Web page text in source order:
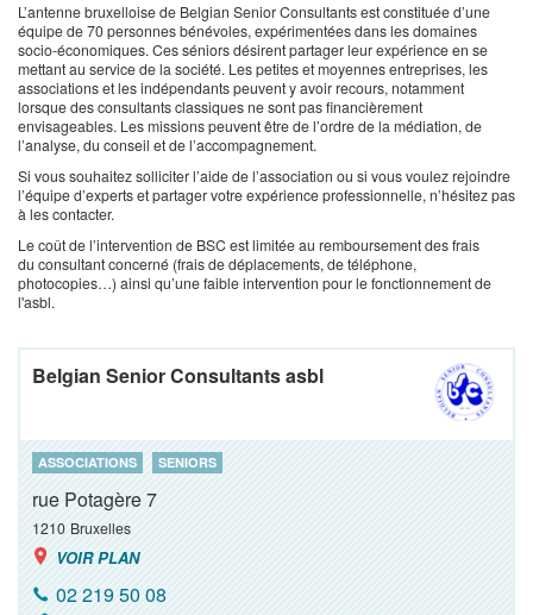
L’antenne bruxelloise de Belgian Senior Consultants est constituée d’une
équipe de 70 personnes bénévoles, expérimentées dans les domaines
socio-économiques. Ces séniors désirent partager leur expérience en se
mettant au service de la société. Les petites et moyennes entreprises, les
associations et les indépendants peuvent y avoir recours, notamment
lorsque des consultants classiques ne sont pas financièrement
envisageables. Les missions peuvent être de l’ordre de la médiation, de
l’analyse, du conseil et de l’accompagnement.
Si vous souhaitez solliciter l’aide de l’association ou si vous voulez rejoindre
l’équipe d’experts et partager votre expérience professionnelle, n’hésitez pas
à les contacter.
Le coût de l’intervention de BSC est limitée au remboursement des frais
du consultant concerné (frais de déplacements, de téléphone,
photocopies…) ainsi qu’une faible intervention pour le fonctionnement de
l'asbl.
Belgian Senior Consultants asbl
ASSOCIATIONS SENIORS
rue Potagère 7
1210 Bruxelles
VOIR PLAN
02 219 50 08